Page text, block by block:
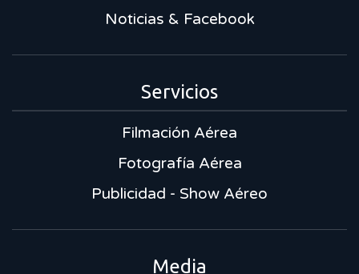
Noticias & Facebook
Servicios
Filmación Aérea
Fotografía Aérea
Publicidad - Show Aéreo
Media